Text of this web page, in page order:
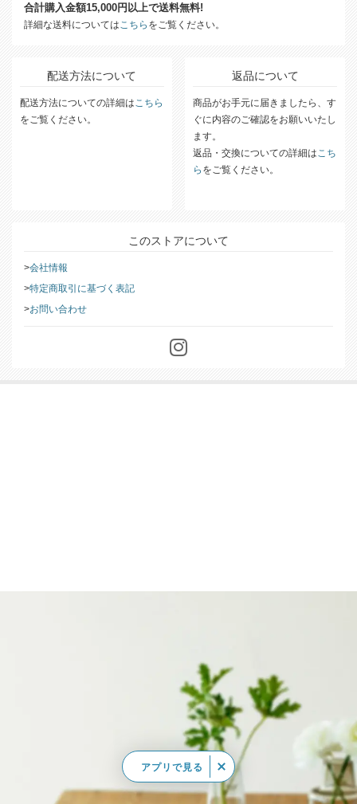
合計購入金額15,000円以上で送料無料!
詳細な送料については こちら をご覧ください。
配送方法について
配送方法についての詳細は こちら
をご覧ください。
返品について
商品がお手元に届きましたら、す
ぐに内容のご確認をお願いいたし
ます。
返品・交換についての詳細は こち
ら をご覧ください。
このストアについて
会社情報
特定商取引に基づく表記
お問い合わせ
アプリで見る